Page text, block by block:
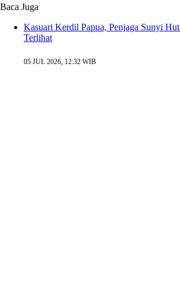
Baca Juga
Kasuari Kerdil Papua, Penjaga Sunyi
Terlihat
05 JUL 2026, 12:32 WIB